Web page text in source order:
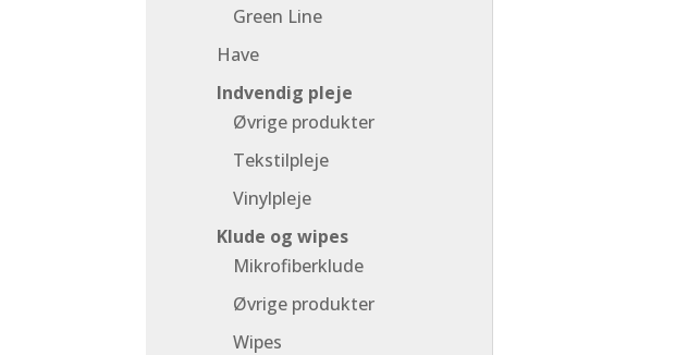
Green Line
Have
Indvendig pleje
Øvrige produkter
Tekstilpleje
Vinylpleje
Klude og wipes
Mikrofiberklude
Øvrige produkter
Wipes